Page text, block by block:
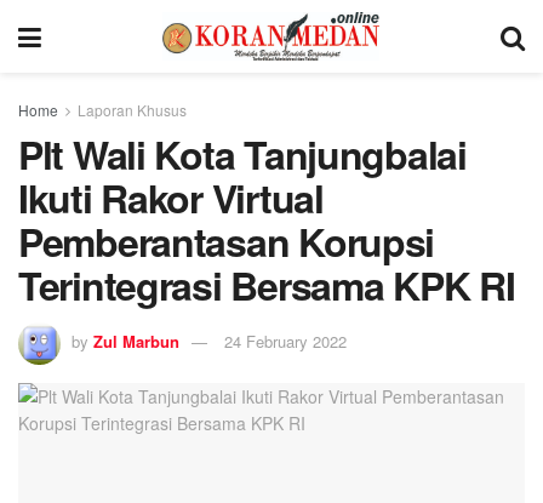
Home Laporan Khusus
Plt Wali Kota Tanjungbalai
Ikuti Rakor Virtual
Pemberantasan Korupsi
Terintegrasi Bersama KPK RI
by Zul Marbun 24 February 2022